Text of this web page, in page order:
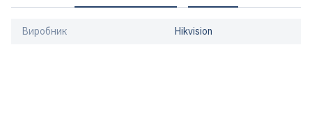
Виробник Hikvision